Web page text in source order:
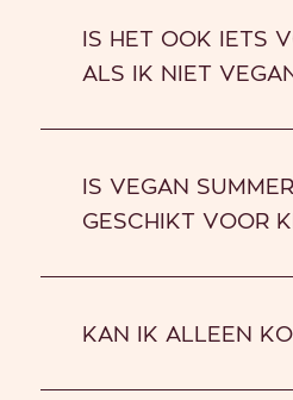
IS HET OOK IETS
ALS IK NIET
IS VEGAN
GESCHIKT VOOR
KAN IK ALLEEN